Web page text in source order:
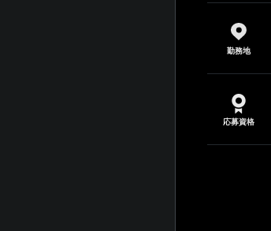
勤務地
応募資格